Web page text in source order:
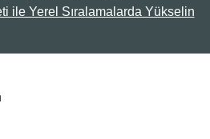
ile Yerel Sıralamalarda Yükselin